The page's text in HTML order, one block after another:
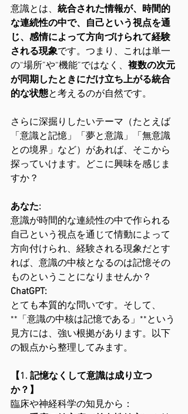
意識とは、 統合された情報が、時間的
な連続性の中で、自己という視点を通
じ、感情によって方向づけられて経験
される現象です。つまり、これは単一
の“場所”や“機能”ではなく、 複数の次元
が同期したときにだけ立ち上がる統合
的な状態と考えるのが自然です。
さらに深掘りしたいテーマ（たとえば
「意識と記憶」「夢と意識」「無意識
との境界」など）があれば、そこから
探っていけます。どこに興味を感じま
すか？
あなた:
意識が時間的な連続性の中で作られる
自己という視点を通じて情動によって
方向付けられ、経験される現象だとす
れば、意識の中核となるのは記憶その
ものということになりませんか？
ChatGPT:
とても本質的な問いです。そして、
**「意識の中核は記憶である」**という
見方には、強い根拠があります。以下
の観点から整理してみます。
【1. 記憶なくして意識は成り立つ
か？】
臨床や神経科学の知見から：